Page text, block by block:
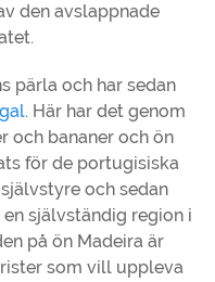
den avslappnade
pärla och har sedan
. Här har det genom
och bananer och ön
för de portugisiska
och sedan
självständig region i
på ön Madeira är
som vill uppleva